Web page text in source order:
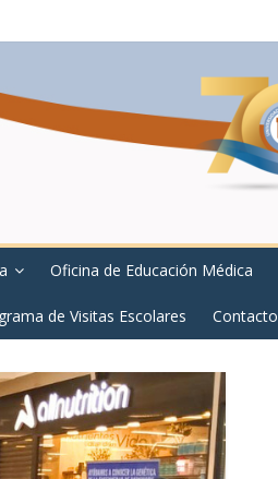
Oficina de Educación Médica
de Visitas Escolares Contacto